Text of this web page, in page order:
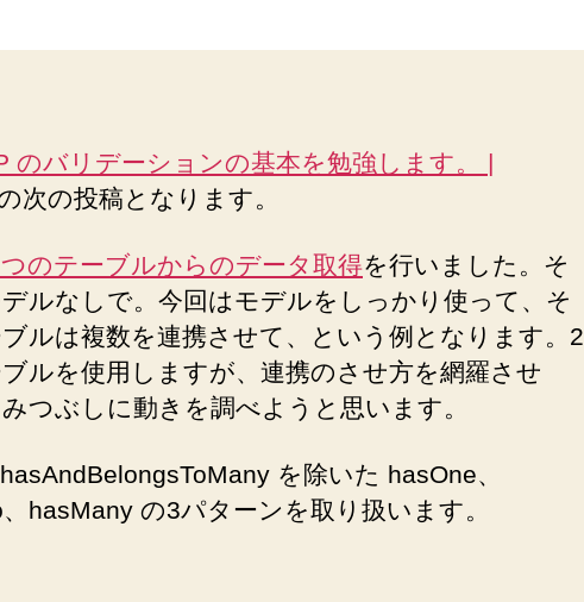
シ
ョ
デ
ル
を
連
携
さ
せ
複
数
のバリデーションの基本を勉強します。 |
次の投稿となります。
のテーブルからのデータ取得を行いました。そ
ルなしで。今回はモデルをしっかり使って、そ
ルは複数を連携させて、という例となります。2
ルを使用しますが、連携のさせ方を網羅させ
つぶしに動きを調べようと思います。
を除いた hasOne、
hasMany の3パターンを取り扱います。